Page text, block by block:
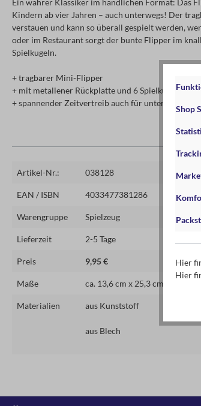
Ein wahrer Klassiker im handlichen Format: Das
Kindern ab vier Jahren – auch unterwegs! Der
verstauen und kann so überall gespielt werden,
oder im Restaurant sorgt der bunte Flipper im
Spielkugeln.
+ tragbarer Mini-Flipper
+ mit metallener Rückplatte und 6 Spielkugeln
+ spannender Zeitvertreib auch für unterwegs
Artikel-Nr.: 038128
EAN / ISBN 4033477381286
Warengruppe Spielzeug
Lieferzeit 2-5 Tage
Preis 9,95 €
Maße ca. 13,6 cm x 25,3 cm x 1,5 cm
Materialien aus Kunststoff
aus Blech
Shop
Hier
Hier